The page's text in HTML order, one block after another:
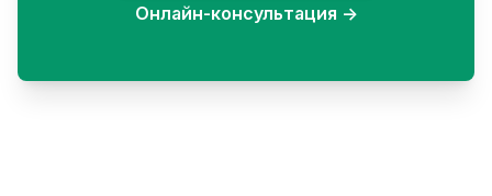
Онлайн-консультация →